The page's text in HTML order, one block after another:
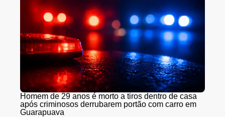
Homem de 29 anos é morto a tiros dentro de casa
após criminosos derrubarem portão com carro em
Guarapuava